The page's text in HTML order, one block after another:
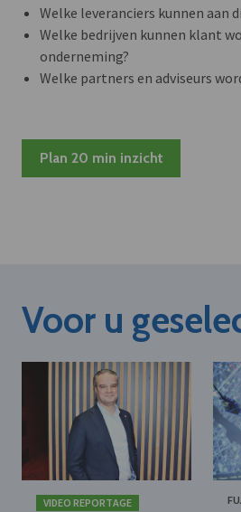
Welke leveranciers kunnen aan
Welke bedrijven kunnen klant
onderneming?
Welke partners en adviseurs
Plan 20 min inzicht
Voor u
VIDEO REPORTAGE